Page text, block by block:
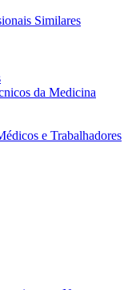
Similares
da Medicina
e Trabalhadores